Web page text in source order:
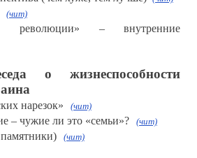
(чит)
революции» – внутренние
о жизнеспособности
нарезок» (чит)
– чужие ли это «семьи»? (чит)
(чит)